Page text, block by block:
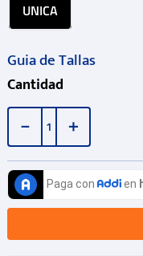
UNICA
Guia de Tallas
Cantidad
＋
－